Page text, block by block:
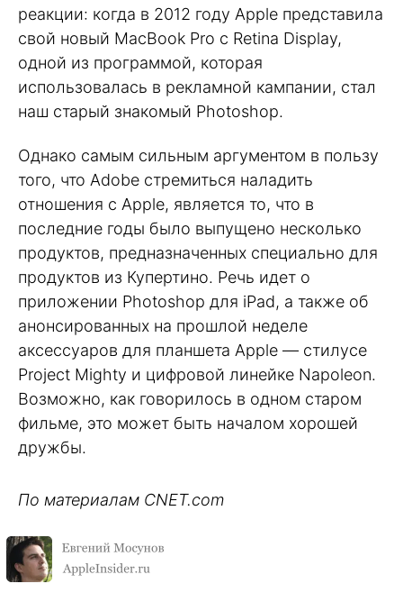
реакции: когда в 2012 году Apple представила
свой новый MacBook Pro с Retina Display,
одной из программой, которая
использовалась в рекламной кампании, стал
наш старый знакомый Photoshop.
Однако самым сильным аргументом в пользу
того, что Adobe стремиться наладить
отношения с Apple, является то, что в
последние годы было выпущено несколько
продуктов, предназначенных специально для
продуктов из Купертино. Речь идет о
приложении Photoshop для iPad, а также об
анонсированных на прошлой неделе
аксессуаров для планшета Apple — стилусе
Project Mighty и цифровой линейке Napoleon.
Возможно, как говорилось в одном старом
фильме, это может быть началом хорошей
дружбы.
По материалам CNET.com